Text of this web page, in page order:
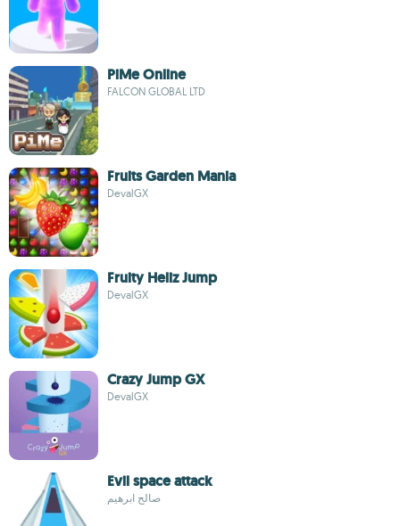
PiMe Online
FALCON GLOBAL LTD
Fruits Garden Mania
DevalGX
Fruity Heliz Jump
DevalGX
Crazy Jump GX
DevalGX
Evil space attack
صالح ابرهيم